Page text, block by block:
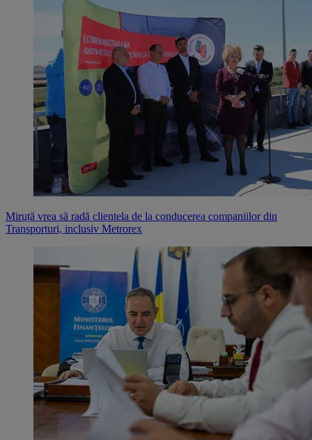
Miruță vrea să radă clientela de la conducerea companiilor din
Transporturi, inclusiv Metrorex